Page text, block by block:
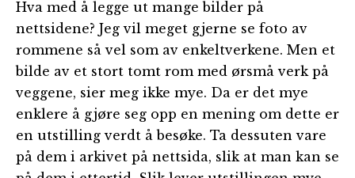
Hva med å legge ut mange bilder på
nettsidene? Jeg vil meget gjerne se foto av
rommene så vel som av enkeltverkene. Men et
bilde av et stort tomt rom med ørsmå verk på
veggene, sier meg ikke mye. Da er det mye
enklere å gjøre seg opp en mening om dette er
en utstilling verdt å besøke. Ta dessuten vare
på dem i arkivet på nettsida, slik at man kan se